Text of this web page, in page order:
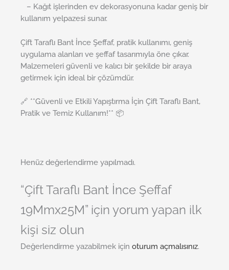
– Kağıt işlerinden ev dekorasyonuna kadar geniş bir
kullanım yelpazesi sunar.
Çift Taraflı Bant İnce Şeffaf, pratik kullanımı, geniş
uygulama alanları ve şeffaf tasarımıyla öne çıkar.
Malzemeleri güvenli ve kalıcı bir şekilde bir araya
getirmek için ideal bir çözümdür.
🔗 **Güvenli ve Etkili Yapıştırma İçin Çift Taraflı Bant,
Pratik ve Temiz Kullanım!** 📦
Henüz değerlendirme yapılmadı.
“Çift Taraflı Bant İnce Şeffaf
19Mmx25M” için yorum yapan ilk
kişi siz olun
Değerlendirme yazabilmek için oturum açmalısınız.